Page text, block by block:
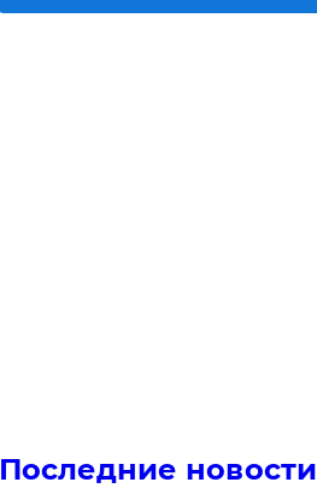
Последние новости